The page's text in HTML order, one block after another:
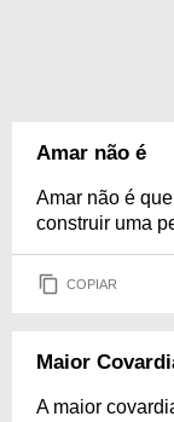
Amar não é
Amar não é
construir uma
COPIAR
Maior
A maior